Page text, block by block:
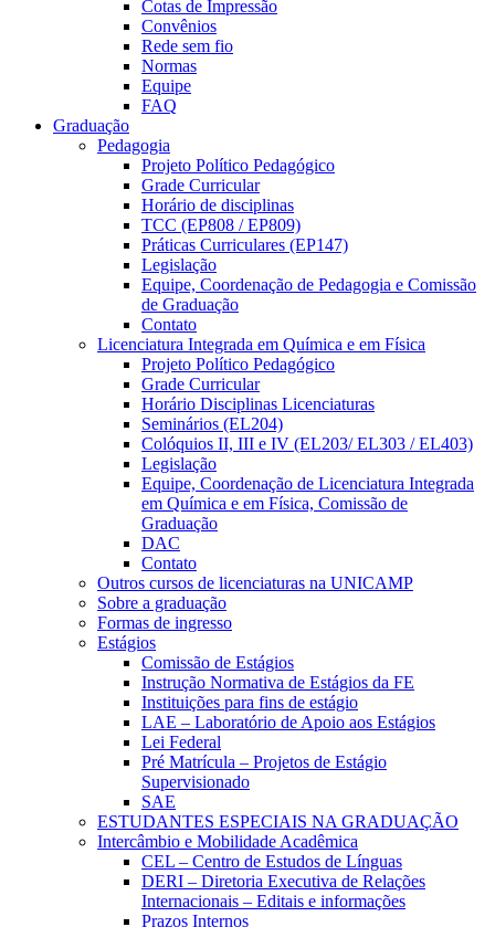
Cotas de Impressão
Convênios
Rede sem fio
Normas
Equipe
FAQ
Graduação
Pedagogia
Projeto Político Pedagógico
Grade Curricular
Horário de disciplinas
TCC (EP808 / EP809)
Práticas Curriculares (EP147)
Legislação
Equipe, Coordenação de Pedagogia e Comissão
de Graduação
Contato
Licenciatura Integrada em Química e em Física
Projeto Político Pedagógico
Grade Curricular
Horário Disciplinas Licenciaturas
Seminários (EL204)
Colóquios II, III e IV (EL203/ EL303 / EL403)
Legislação
Equipe, Coordenação de Licenciatura Integrada
em Química e em Física, Comissão de
Graduação
DAC
Contato
Outros cursos de licenciaturas na UNICAMP
Sobre a graduação
Formas de ingresso
Estágios
Comissão de Estágios
Instrução Normativa de Estágios da FE
Instituições para fins de estágio
LAE – Laboratório de Apoio aos Estágios
Lei Federal
Pré Matrícula – Projetos de Estágio
Supervisionado
SAE
ESTUDANTES ESPECIAIS NA GRADUAÇÃO
Intercâmbio e Mobilidade Acadêmica
CEL – Centro de Estudos de Línguas
DERI – Diretoria Executiva de Relações
Internacionais – Editais e informações
Prazos Internos